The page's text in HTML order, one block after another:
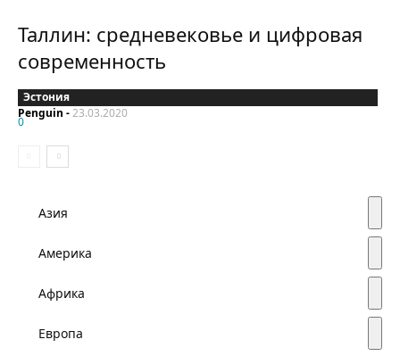
Таллин: средневековье и цифровая
современность
Эстония
Penguin -23.03.2020
0
Азия
Америка
Африка
Европа